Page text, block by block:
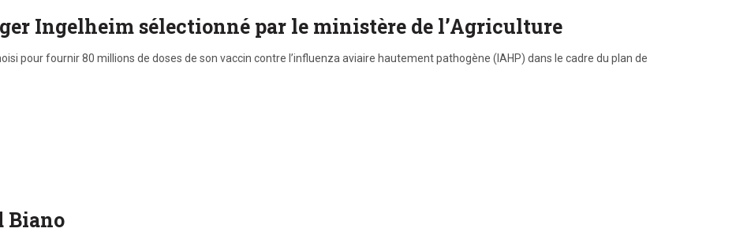
Ingelheim sélectionné par le ministère de l’Agriculture
pour fournir 80 millions de doses de son vaccin contre l’influenza aviaire hautement pathogène (IAHP) dans le cadre du plan de
Biano